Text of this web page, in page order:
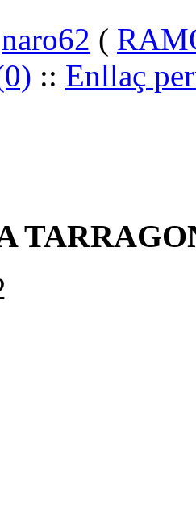
naro62 (
:: Enllaç